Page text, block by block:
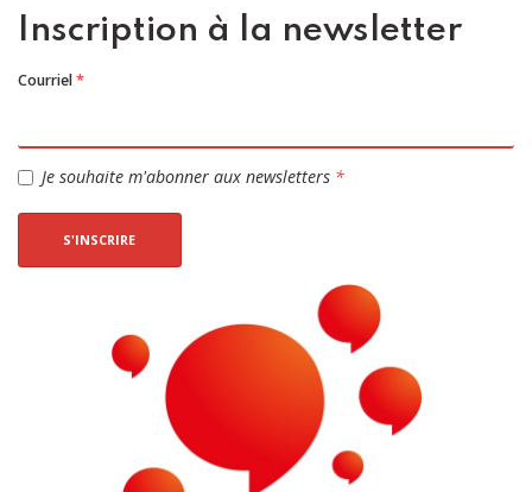
Inscription à la newsletter
Courriel*
Je souhaite m'abonner aux newsletters *
S'INSCRIRE